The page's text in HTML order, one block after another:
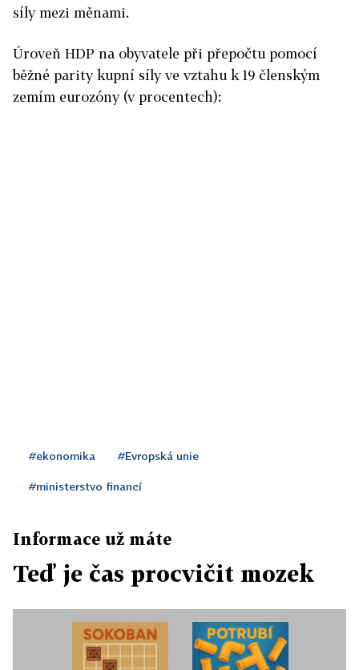
síly mezi měnami.
Úroveň HDP na obyvatele při přepočtu pomocí
běžné parity kupní síly ve vztahu k 19 členským
zemím eurozóny (v procentech):
#ekonomika #Evropská unie
#ministerstvo financí
Informace už máte
Teď je čas procvičit mozek